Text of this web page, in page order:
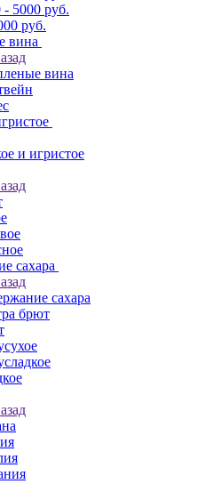
- 5000 руб.
руб.
вина
вина
и игристое
сахара
сахара
брют